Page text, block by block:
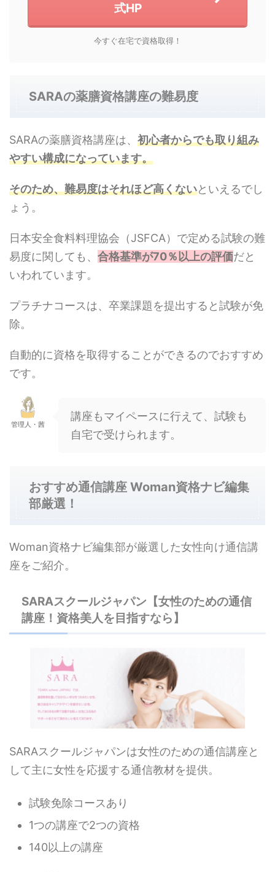
式HP
今すぐ在宅で資格取得！
SARAの薬膳資格講座の難易度
SARAの薬膳資格講座は、 初心者からでも取り組み
やすい構成になっています。
そのため、難易度はそれほど高くないといえるでし
ょう。
日本安全食料料理協会（JSFCA）で定める試験の難
易度に関しても、 合格基準が70％以上の評価だと
いわれています。
プラチナコースは、卒業課題を提出すると試験が免
除。
自動的に資格を取得することができるのでおすすめ
です。
管理人・茜
講座もマイペースに行えて、試験も
自宅で受けられます。
おすすめ通信講座 Woman資格ナビ編集
部厳選！
Woman資格ナビ編集部が厳選した女性向け通信講
座をご紹介。
SARAスクールジャパン【女性のための通信
講座！資格美人を目指すなら】
SARAスクールジャパンは女性のための通信講座と
して主に女性を応援する通信教材を提供。
試験免除コースあり
1つの講座で2つの資格
140以上の講座